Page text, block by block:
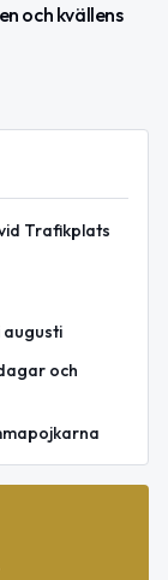
och kvällens
Trafikplats
augusti
och